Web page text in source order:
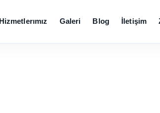
Hizmetlerımız Galeri Blog İletişim